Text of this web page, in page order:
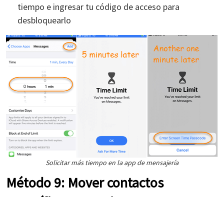
tiempo e ingresar tu código de acceso para
desbloquearlo
Solicitar más tiempo en la app de mensajería
Método 9: Mover contactos